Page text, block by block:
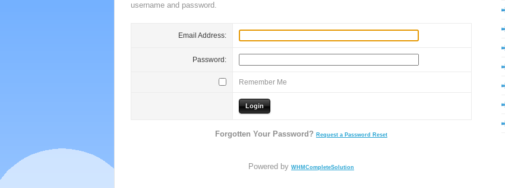
username and password.
Email Address:
Password:
Remember Me
Forgotten Your Password? Request a Password Reset
Powered by WHMCompleteSolution